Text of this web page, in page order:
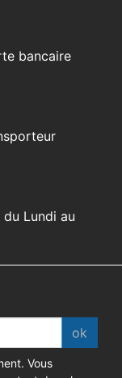
bancaire
Lundi au
ok
Vous